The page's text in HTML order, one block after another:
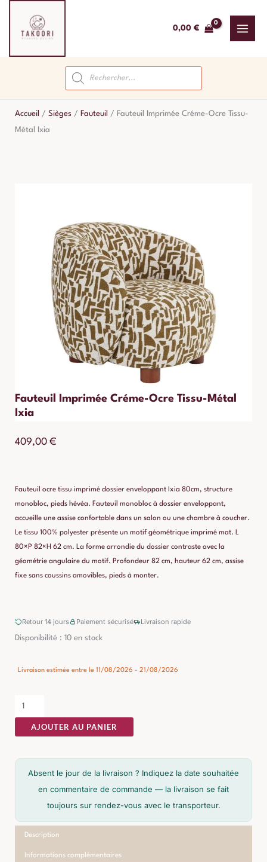
contenu
0,00 €
Recherche
de
produits
Accueil / Sièges / Fauteuil / Fauteuil Imprimée Créme-Ocre Tissu-
Métal Ixia
Fauteuil Imprimée Créme-Ocre Tissu-Métal
Ixia
409,00 €
Fauteuil ocre tissu imprimé dossier enveloppant Ixia 80cm, structure
monobloc, pieds hévéa. Fauteuil monobloc à dossier enveloppant,
accueille une assise confortable dans un salon ou une chambre à coucher.
Le tissu 100% polyester présente un motif géométrique imprimé mat. L
80×P 82×H 62 cm. La forme arrondie du dossier contraste avec la
géométrie angulaire du motif. Profondeur 82 cm, hauteur 62 cm, assise
fixe sans coussins amovibles, pieds à monter.
Retour 14 jours Paiement sécurisé Livraison rapide
Disponibilité : 10 en stock
Livraison estimée entre le 11/08/2026 - 21/08/2026
quantité
Fauteuil
Créme-
Ocre
Tissu-
AJOUTER AU PANIER
Absent le jour de la livraison ? Indiquez la date souhaitée
en commentaire de commande — la livraison se fait
toujours sur rendez-vous avec le transporteur.
Description
Informations complémentaires